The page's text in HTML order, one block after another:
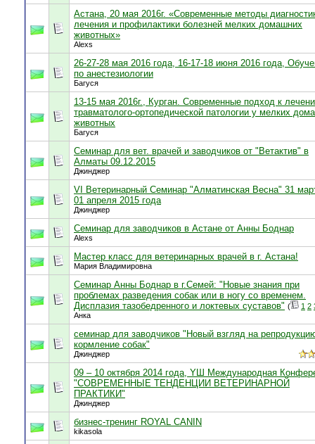
Астана, 20 мая 2016г. «Современные методы
лечения и профилактики болезней мелких домашних
животных»
Alexs
26-27-28 мая 2016 года, 16-17-18 июня 2016 года,
по анестезиологии
Багуся
13-15 мая 2016г., Курган. Современные подход к
травматолого-ортопедической патологии у мелких
животных
Багуся
Семинар для вет. врачей и заводчиков от "Ветактив" в
Алматы 09.12.2015
Джинджер
VI Ветеринарный Семинар "Алматинская Весна" 31
01 апреля 2015 года
Джинджер
Семинар для заводчиков в Астане от Анны Боднар
Alexs
Мастер класс для ветеринарных врачей в г. Астана!
Мария Владимировна
Семинар Анны Боднар в г.Семей: "Новые знания при
проблемах разведения собак или в ногу со временем.
Дисплазия тазобедренного и локтевых суставов" ( 1 2
Анка
семинар для заводчиков "Новый взгляд на
кормление собак"
Джинджер
09 – 10 октября 2014 года, YШ Международная
"СОВРЕМЕННЫЕ ТЕНДЕНЦИИ ВЕТЕРИНАРНОЙ
ПРАКТИКИ"
Джинджер
бизнес-тренинг ROYAL CANIN
kikasola